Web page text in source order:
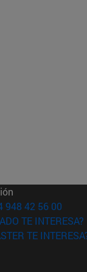
948 42 56 00
TE INTERESA?
TE